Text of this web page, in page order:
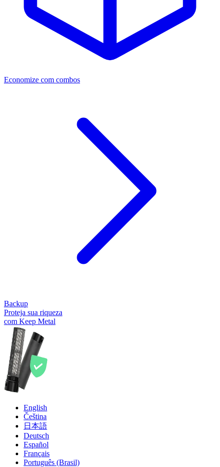
Economize com combos
Backup
Proteja sua riqueza
com Keep Metal
English
Čeština
日本語
Deutsch
Español
Français
Português (Brasil)